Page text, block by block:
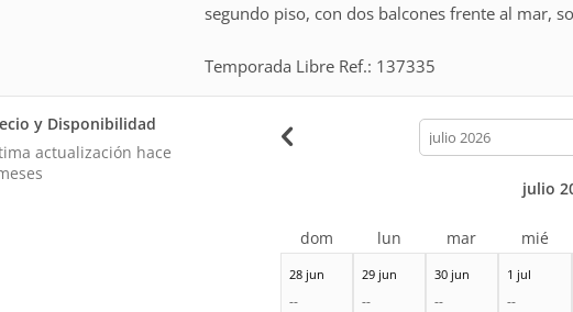
segundo piso, con dos balcones frente al mar,
Temporada Libre Ref.: 137335
y Disponibilidad
actualización hace
calendar-
month
28 jun
--
29 jun
--
30 jun
--
1 jul
--
julio
dom lun mar mié